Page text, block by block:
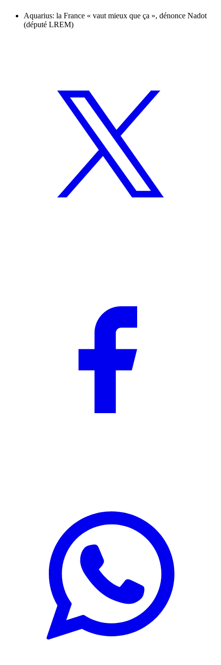
Aquarius: la France « vaut mieux que ça », dénonce Nadot
(député LREM)